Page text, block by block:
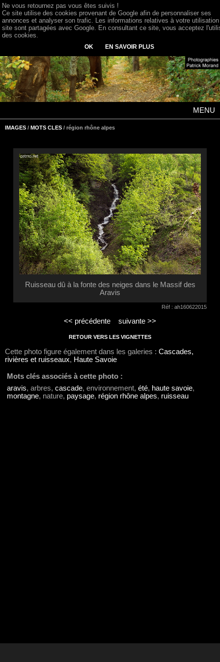
MENU
IMAGES / MOTS CLES / région rhône alpes
Ruisseau dû à la fonte des neiges dans le Massif des
Aravis
Réf : ah160622015
<< précédente suivante >>
RETOUR VERS LES VIGNETTES
Cette photo figure également dans les galeries : Cascades,
rivières et ruisseaux, Haute Savoie
Mots clés associés à cette photo :
aravis, arbres, cascade, environnement, été, haute savoie,
montagne, nature, paysage, région rhône alpes, ruisseau
Ne vous retournez pas vous êtes suivis !
Ce site utilise des cookies provenant de Google afin de personnaliser ses
annonces et analyser son trafic. Les informations relatives à votre
site sont partagées avec Google. En consultant ce site, vous acceptez
des cookies.
OK EN SAVOIR PLUS